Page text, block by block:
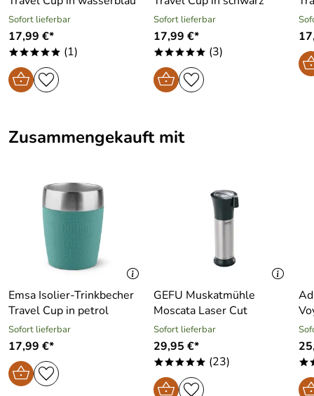
Sofort lieferbar
17,99 €*
***** (1)
Sofort lieferbar
17,99 €*
***** (3)
Zusammengekauft mit
Emsa Isolier-Trinkbecher
Travel Cup in petrol
Sofort lieferbar
17,99 €*
GEFU Muskatmühle
Moscata Laser Cut
Sofort lieferbar
29,95 €*
***** (23)